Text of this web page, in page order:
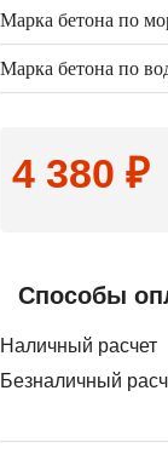
Марка бетона по
Марка бетона по
4 380 ₽
Способы
Наличный расчет
Безналичный